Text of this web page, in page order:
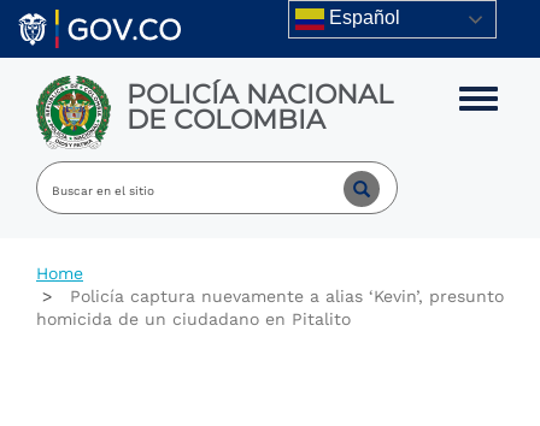
Skip to main content Español
POLICÍA NACIONAL
DE COLOMBIA Toggle
Home
Policía captura nuevamente a alias ‘Kevin’, presunto
homicida de un ciudadano en Pitalito